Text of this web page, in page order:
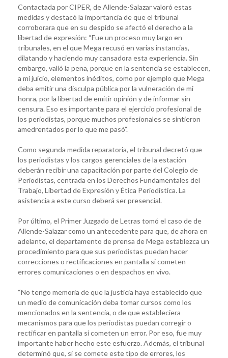
Contactada por CIPER, de Allende-Salazar valoró estas
medidas y destacó la importancia de que el tribunal
corroborara que en su despido se afectó el derecho a la
libertad de expresión: “Fue un proceso muy largo en
tribunales, en el que Mega recusó en varias instancias,
dilatando y haciendo muy cansadora esta experiencia. Sin
embargo, valió la pena, porque en la sentencia se establecen,
a mi juicio, elementos inéditos, como por ejemplo que Mega
deba emitir una disculpa pública por la vulneración de mi
honra, por la libertad de emitir opinión y de informar sin
censura. Eso es importante para el ejercicio profesional de
los periodistas, porque muchos profesionales se sintieron
amedrentados por lo que me pasó”.
Como segunda medida reparatoria, el tribunal decretó que
los periodistas y los cargos gerenciales de la estación
deberán recibir una capacitación por parte del Colegio de
Periodistas, centrada en los Derechos Fundamentales del
Trabajo, Libertad de Expresión y Ética Periodística. La
asistencia a este curso deberá ser presencial.
Por último, el Primer Juzgado de Letras tomó el caso de de
Allende-Salazar como un antecedente para que, de ahora en
adelante, el departamento de prensa de Mega establezca un
procedimiento para que sus periodistas puedan hacer
correcciones o rectificaciones en pantalla si cometen
errores comunicaciones o en despachos en vivo.
“No tengo memoria de que la justicia haya establecido que
un medio de comunicación deba tomar cursos como los
mencionados en la sentencia, o de que estableciera
mecanismos para que los periodistas puedan corregir o
rectificar en pantalla si cometen un error. Por eso, fue muy
importante haber hecho este esfuerzo. Además, el tribunal
determinó que, si se comete este tipo de errores, los